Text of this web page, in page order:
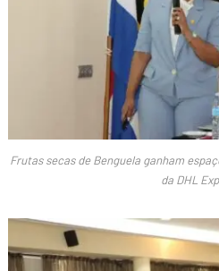
Frutas secas de Benguela ganham
da DHL